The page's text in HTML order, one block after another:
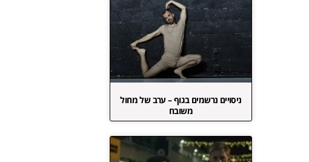
ניסויים נרשמים בגוף – ערב של מחול
משובח